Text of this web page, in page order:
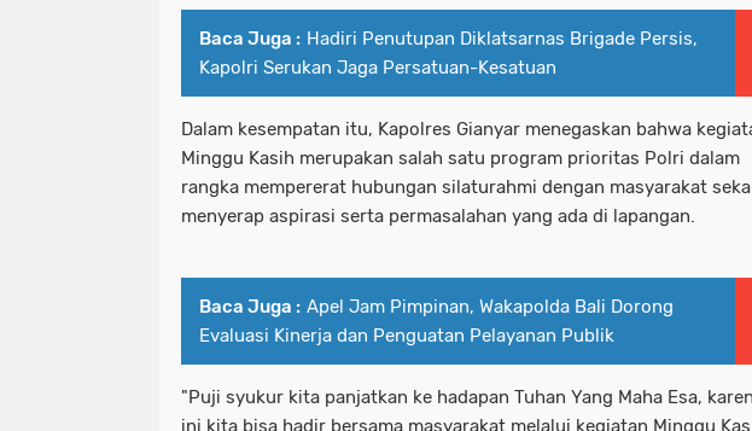
Baca Juga : Hadiri Penutupan Diklatsarnas Brigade Persis,
Kapolri Serukan Jaga Persatuan-Kesatuan
Dalam kesempatan itu, Kapolres Gianyar menegaskan bahwa
Minggu Kasih merupakan salah satu program prioritas Polri dalam
rangka mempererat hubungan silaturahmi dengan masyarakat
menyerap aspirasi serta permasalahan yang ada di lapangan.
Baca Juga : Apel Jam Pimpinan, Wakapolda Bali Dorong
Evaluasi Kinerja dan Penguatan Pelayanan Publik
"Puji syukur kita panjatkan ke hadapan Tuhan Yang Maha Esa,
ini kita bisa hadir bersama masyarakat melalui kegiatan Minggu